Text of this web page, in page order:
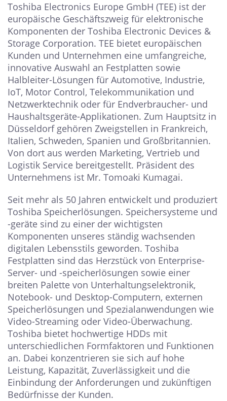
Toshiba Electronics Europe GmbH (TEE) ist der
europäische Geschäftszweig für elektronische
Komponenten der Toshiba Electronic Devices &
Storage Corporation. TEE bietet europäischen
Kunden und Unternehmen eine umfangreiche,
innovative Auswahl an Festplatten sowie
Halbleiter-Lösungen für Automotive, Industrie,
IoT, Motor Control, Telekommunikation und
Netzwerktechnik oder für Endverbraucher- und
Haushaltsgeräte-Applikationen. Zum Hauptsitz in
Düsseldorf gehören Zweigstellen in Frankreich,
Italien, Schweden, Spanien und Großbritannien.
Von dort aus werden Marketing, Vertrieb und
Logistik Service bereitgestellt. Präsident des
Unternehmens ist Mr. Tomoaki Kumagai.
Seit mehr als 50 Jahren entwickelt und produziert
Toshiba Speicherlösungen. Speichersysteme und
-geräte sind zu einer der wichtigsten
Komponenten unseres ständig wachsenden
digitalen Lebensstils geworden. Toshiba
Festplatten sind das Herzstück von Enterprise-
Server- und -speicherlösungen sowie einer
breiten Palette von Unterhaltungselektronik,
Notebook- und Desktop-Computern, externen
Speicherlösungen und Spezialanwendungen wie
Video-Streaming oder Video-Überwachung.
Toshiba bietet hochwertige HDDs mit
unterschiedlichen Formfaktoren und Funktionen
an. Dabei konzentrieren sie sich auf hohe
Leistung, Kapazität, Zuverlässigkeit und die
Einbindung der Anforderungen und zukünftigen
Bedürfnisse der Kunden.